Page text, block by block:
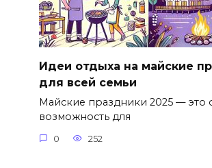
Идеи отдыха на майские
для всей семьи
Майские праздники 2025 — это
возможность для
0 252